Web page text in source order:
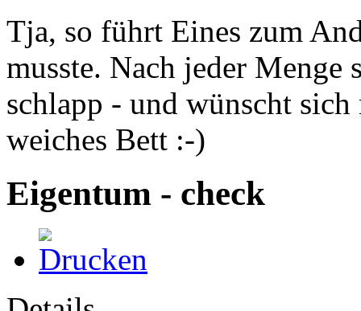
Tja, so führt Eines zum
musste. Nach jeder Menge
schlapp - und wünscht
weiches Bett :-)
Eigentum - check